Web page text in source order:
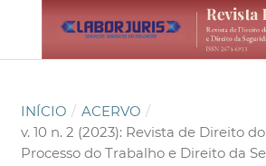
INÍCIO / ACERVO /
v. 10 n. 2 (2023): Revista de Direito
Processo do Trabalho e Direito da